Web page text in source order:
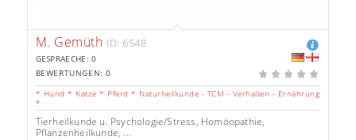
M. Gemüth ID: 6548
GESPRAECHE: 0
0
BEWERTUNGEN: 0
* Hund * Katze * Pferd * Naturheilkunde - TCM - Verhalten - Ernährung
*
Tierheilkunde u. Psychologie/Stress, Homöopathie,
Pflanzenheilkunde, ...